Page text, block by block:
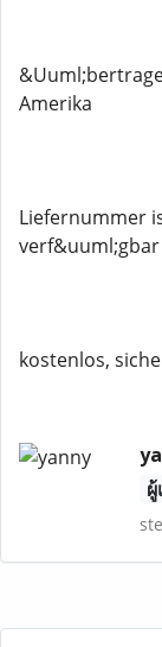
Amerika
Liefernummer
verf&uuml;gbar
kostenlos,